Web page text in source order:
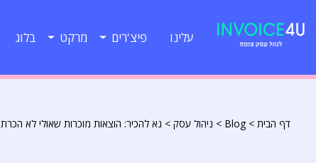
עלינו פיצ'רים מרקט בלוג
דף הבית >
Blog
> ניהול עסק > נא להכיר: הוצאות מוכרות שאולי לא הכרת